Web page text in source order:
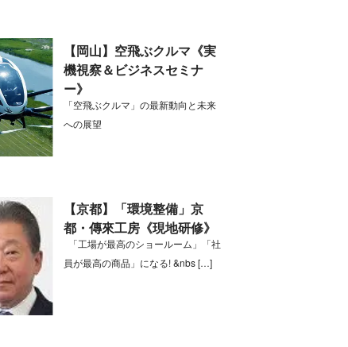
【岡山】空飛ぶクルマ《実
機視察＆ビジネスセミナ
ー》
「空飛ぶクルマ」の最新動向と未来
への展望
【京都】「環境整備」京
都・傳來工房《現地研修》
「工場が最高のショールーム」「社
員が最高の商品」になる! &nbs […]